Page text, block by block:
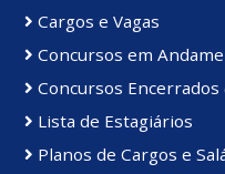
Cargos e Vagas
Concursos em
Concursos
Lista de Estagiários
Planos de Cargos e